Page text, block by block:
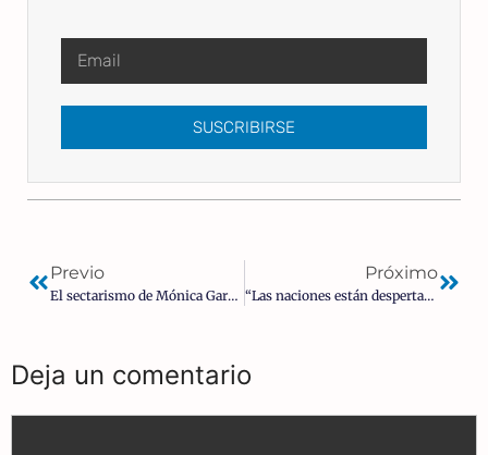
SUSCRIBIRSE
Previo
El sectarismo de Mónica García y el aborto
Próximo
“Las naciones están despertando y los ciudadanos quieren recuperar el control de sus países” – Fabrice Leggeri
Deja un comentario